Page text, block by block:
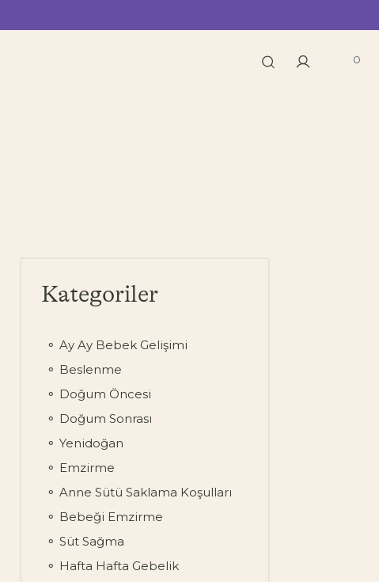
0
Kategoriler
Ay Ay Bebek Gelişimi
Beslenme
Doğum Öncesi
Doğum Sonrası
Yenidoğan
Emzirme
Anne Sütü Saklama Koşulları
Bebeği Emzirme
Süt Sağma
Hafta Hafta Gebelik